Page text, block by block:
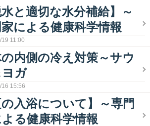
水と適切な水分補給】～
による健康科学情報
11:00
内側の冷え対策～サウ
ガ
15:56
の入浴について】～専門
る健康科学情報